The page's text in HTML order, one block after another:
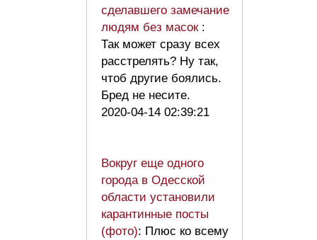
сделавшего замечание
людям без масок :
Так может сразу всех
расстрелять? Ну так,
чтоб другие боялись.
Бред не несите.
2020-04-14 02:39:21
Вокруг еще одного
города в Одесской
области установили
карантинные посты
(фото): Плюс ко всему